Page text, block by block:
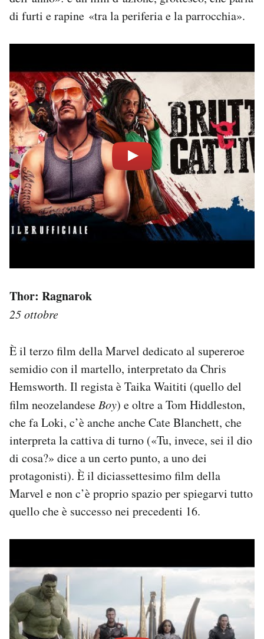
di furti e rapine «tra la periferia e la parrocchia».
Thor: Ragnarok
25 ottobre
È il terzo film della Marvel dedicato al supereroe
semidio con il martello, interpretato da Chris
Hemsworth. Il regista è Taika Waititi (quello del
film neozelandese Boy) e oltre a Tom Hiddleston,
che fa Loki, c’è anche anche Cate Blanchett, che
interpreta la cattiva di turno («Tu, invece, sei il dio
di cosa?» dice a un certo punto, a uno dei
protagonisti). È il diciassettesimo film della
Marvel e non c’è proprio spazio per spiegarvi tutto
quello che è successo nei precedenti 16.